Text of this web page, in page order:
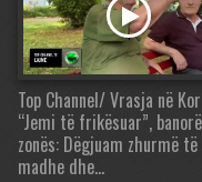
Top Channel/ Vrasja në
“Jemi të frikësuar”,
zonës: Dëgjuam zhurmë të
madhe dhe…